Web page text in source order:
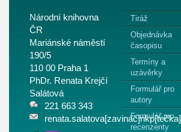
Národní knihovna
ČR
Mariánské náměstí
190/5
110 00 Praha 1
PhDr. Renata Krejčí
Salátová
221 663 343
Tiráž
Objednávka
časopisu
Termíny a
uzávěrky
Formulář pro
autory
Formulář pro
recenzenty